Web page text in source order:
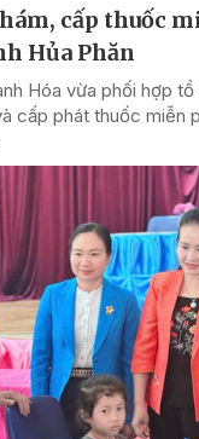
cấp thuốc
Hủa Phăn
Hóa vừa phối hợp
cấp phát thuốc miễn